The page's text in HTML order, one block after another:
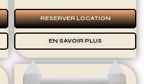
RESERVER LOCATION
EN SAVOIR PLUS